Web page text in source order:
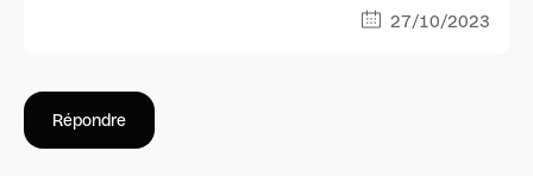
27/10/2023
Répondre